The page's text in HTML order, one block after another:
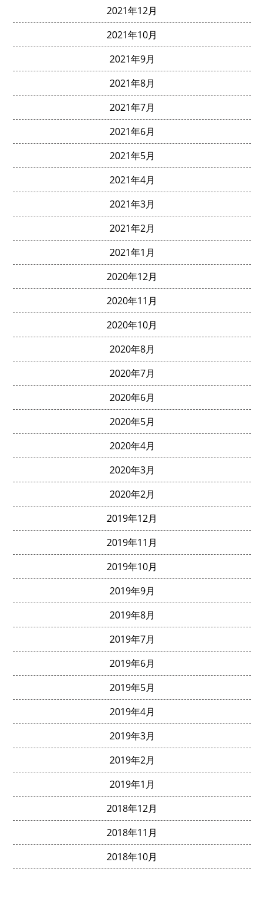
2021年12月
2021年10月
2021年9月
2021年8月
2021年7月
2021年6月
2021年5月
2021年4月
2021年3月
2021年2月
2021年1月
2020年12月
2020年11月
2020年10月
2020年8月
2020年7月
2020年6月
2020年5月
2020年4月
2020年3月
2020年2月
2019年12月
2019年11月
2019年10月
2019年9月
2019年8月
2019年7月
2019年6月
2019年5月
2019年4月
2019年3月
2019年2月
2019年1月
2018年12月
2018年11月
2018年10月